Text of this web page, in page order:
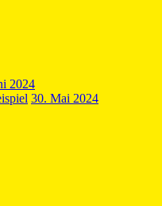
2024
30. Mai 2024